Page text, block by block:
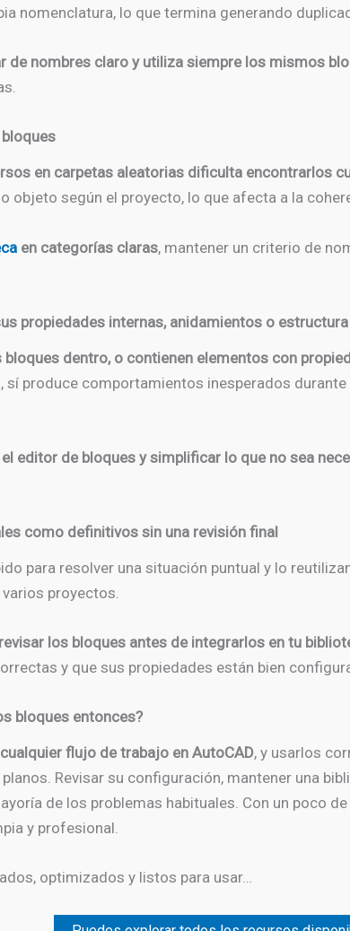
nomenclatura, lo que termina generando
de nombres claro y utiliza siempre los mismos
en carpetas aleatorias dificulta encontrarlos
objeto según el proyecto, lo que afecta a la
en categorías claras, mantener un criterio de
propiedades internas, anidamientos o estructura
dentro, o contienen elementos con
sí produce comportamientos inesperados
editor de bloques y simplificar lo que no sea
como definitivos sin una revisión final
para resolver una situación puntual y lo
proyectos.
los bloques antes de integrarlos en tu
y que sus propiedades están bien
bloques entonces?
flujo de trabajo en AutoCAD, y usarlos
Revisar su configuración, mantener una
de los problemas habituales. Con un poco
y profesional.
optimizados y listos para usar…